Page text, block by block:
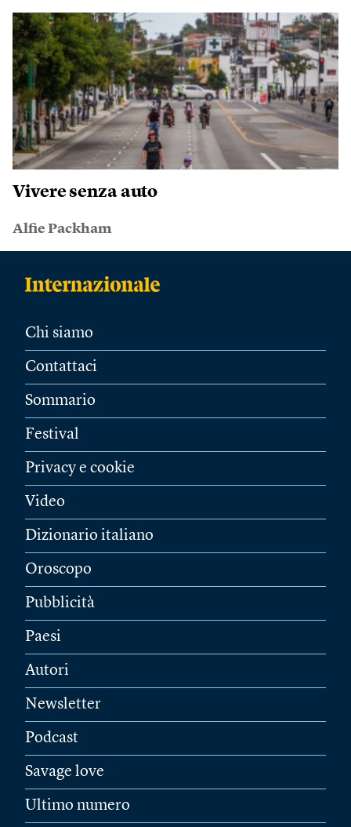
Vivere senza auto
Alfie Packham
Chi siamo
Contattaci
Sommario
Festival
Privacy e cookie
Video
Dizionario italiano
Oroscopo
Pubblicità
Paesi
Autori
Newsletter
Podcast
Savage love
Ultimo numero